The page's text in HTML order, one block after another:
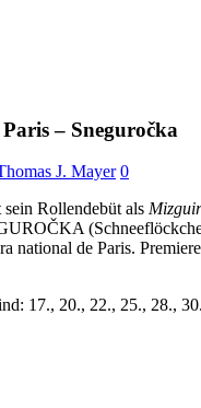
– Sneguročka
J. Mayer 0
sein Rollendebüt als Mizguir
national de Paris.
17., 20., 22., 25., 28.,